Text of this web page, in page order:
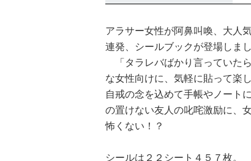
アラサー女性が阿鼻叫喚、大人
連発、シールブックが登場しまし
「タラレバばかり言っていた
な女性向けに、気軽に貼って楽
自戒の念を込めて手帳やノート
の置けない友人の叱咤激励に、
怖くない！？
シールは２２シート４５７枚。